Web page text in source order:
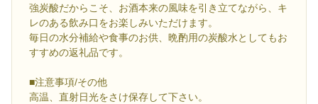
強炭酸だからこそ、お酒本来の風味を引き立てながら、キ
レのある飲み口をお楽しみいただけます。
毎日の水分補給や食事のお供、晩酌用の炭酸水としてもお
すすめの返礼品です。
■注意事項/その他
高温、直射日光をさけ保存して下さい。